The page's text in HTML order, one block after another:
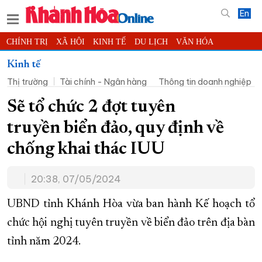
En
CHÍNH TRỊ XÃ HỘI KINH TẾ DU LỊCH VĂN HÓA
THỂ THAO
KHOA HỌC - CÔNG NGHỆ PHÁP LUẬT BẠN ĐỌC PHÓNG SỰ
THẾ GIỚI MULTIMEDIA VIDEO ĐỌC BÁO ONLINE
PODCAST THÔNG TIN - QUẢNG CÁO
QUY HOẠCH TỈNH KHÁNH HÒA
CHUNG TAY CẢI CÁCH HÀNH CHÍNH
XÂY DỰNG NÔNG THÔN MỚI LỊCH CẮT ĐIỆN
TÀU - XE - MÁY BAY
KỶ NIỆM 370 NĂM XÂY DỰNG VÀ PHÁT TRIỂN TỈNH KHÁNH HÒA
Kinh tế
Thị trường
Tài chính - Ngân hàng Thông tin doanh nghiệp
Sẽ tổ chức 2 đợt tuyên
truyền biển đảo, quy định về
chống khai thác IUU
20:38, 07/05/2024
UBND tỉnh Khánh Hòa vừa ban hành Kế hoạch tổ
chức hội nghị tuyên truyền về biển đảo trên địa bàn
tỉnh năm 2024.